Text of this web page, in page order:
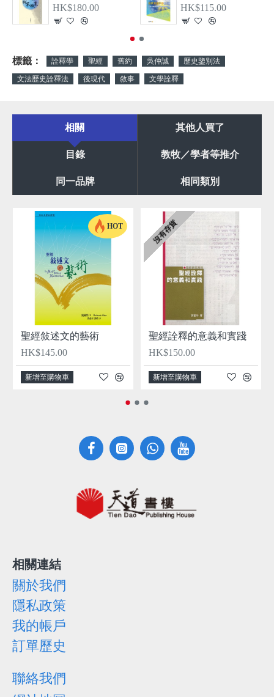
HK$180.00
HK$115.00
標籤： 詮釋學 聖經 舊約 吳仲誠 歷史鑒別法
文法歷史詮釋法 後現代 敘事 文學詮釋
相關 其他人買了
目錄 教牧／學者等推介
同一品牌 相同類別
HOT
聖經敍述文的藝術
HK$145.00
新增至購物車
沒有存貨
聖經詮釋的意義和實踐
HK$150.00
新增至購物車
相關連結
關於我們
隱私政策
我的帳戶
訂單歷史
聯絡我們